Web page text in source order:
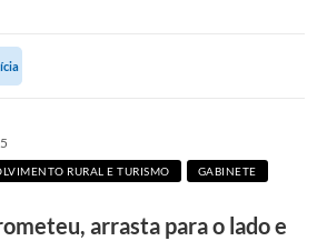
RURAL E TURISMO GABINETE
arrasta para o lado e